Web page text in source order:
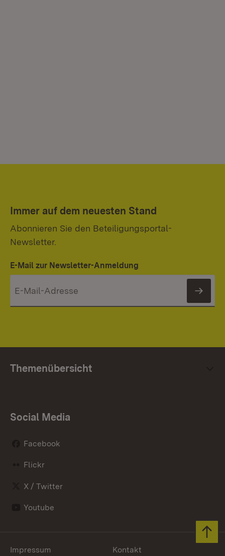
Immer auf dem neuesten Stand
Abonnieren Sie den Beteiligungsportal-
Newsletter.
E-Mail zur Newsletter-Anmeldung
Themenübersicht
Social Media
Facebook
Flickr
X / Twitter
Youtube
Impressum Kontakt